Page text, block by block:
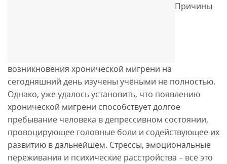
Причины
возникновения хронической мигрени на
сегодняшний день изучены учёными не полностью.
Однако, уже удалось установить, что появлению
хронической мигрени способствует долгое
пребывание человека в депрессивном состоянии,
провоцирующее головные боли и содействующее их
развитию в дальнейшем. Стрессы, эмоциональные
переживания и психические расстройства – всё это